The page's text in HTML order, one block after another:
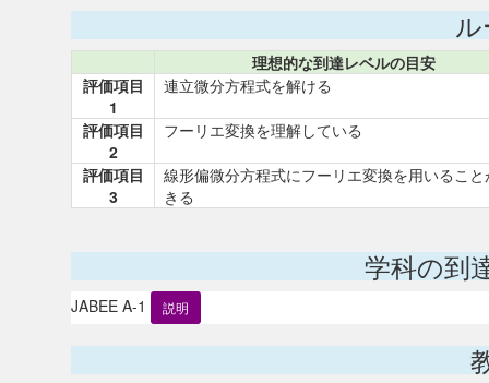
理想的な到達レベルの目安
評価項目
1
連立微分方程式を解ける
評価項目
2
フーリエ変換を理解している
評価項目
3
線形偏微分方程式にフーリエ変換を用いること
きる
学科の到
JABEE A-1 説明